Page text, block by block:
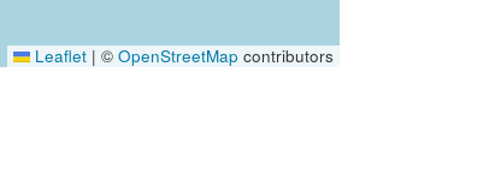
Leaflet | © OpenStreetMap contributors